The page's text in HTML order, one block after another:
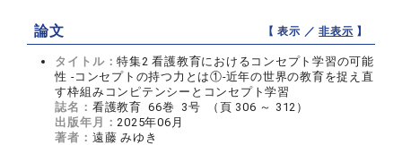
論文 【 表示 ／非表示 】
タイトル：特集2 看護教育におけるコンセプト学習の可能
性 -コンセプトの持つ力とは①-近年の世界の教育を捉え直
す枠組みコンピテンシーとコンセプト学習
誌名： 看護教育 66巻 3号 （頁 306 ～ 312）
出版年月：2025年06月
著者： 遠藤 みゆき